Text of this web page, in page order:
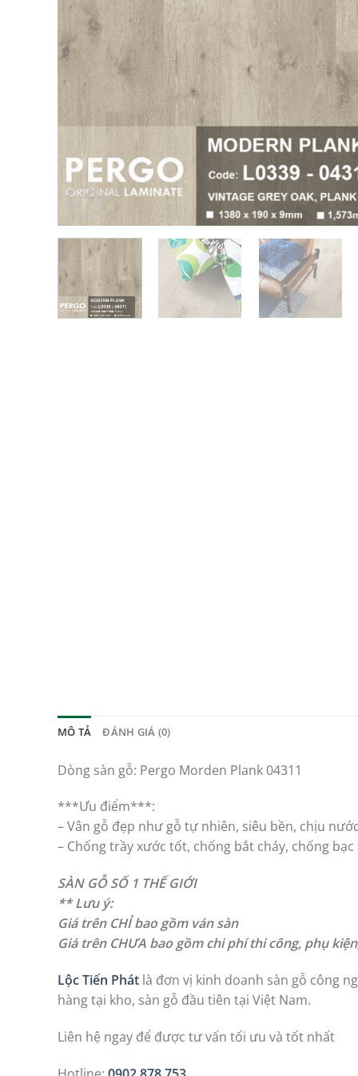
MÔ TẢ ĐÁNH GIÁ (0)
Dòng sàn gỗ: Pergo Morden Plank 04311
***Ưu điểm***:
– Vân gỗ đẹp như gỗ tự nhiên, siêu bền, chịu
– Chống trầy xước tốt, chống bắt cháy, chống
SÀN GỖ SỐ 1 THẾ GIỚI
** Lưu ý:
Giá trên CHỈ bao gồm ván sàn
Giá trên CHƯA bao gồm chi phí thi công, phụ
Lộc Tiến Phát là đơn vị kinh doanh sàn gỗ công
hàng tại kho, sàn gỗ đầu tiên tại Việt Nam.
Liên hệ ngay để được tư vấn tối ưu và tốt nhất